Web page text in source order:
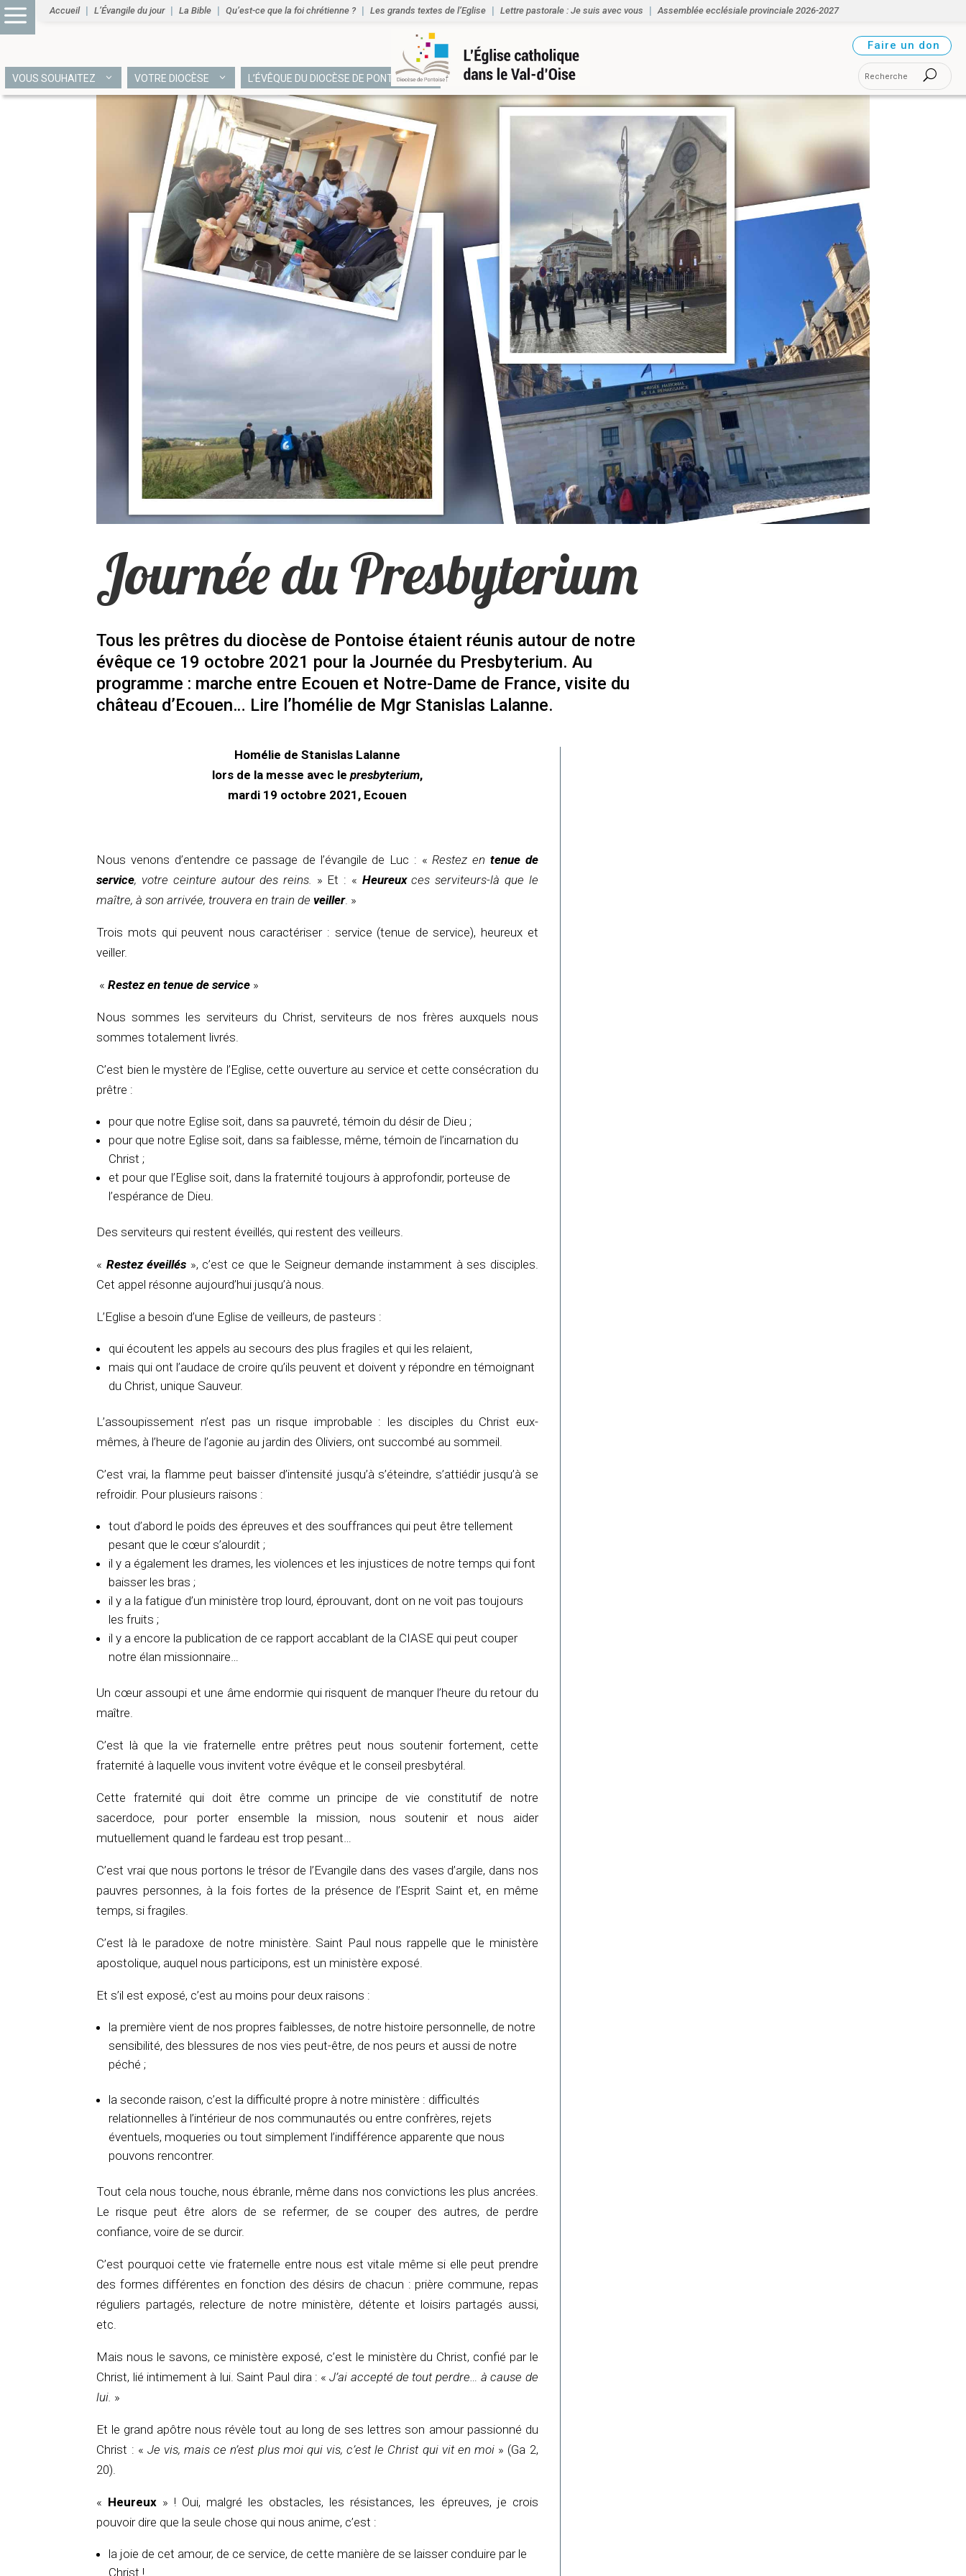
Accueil L’Évangile du jour La Bible Qu’est-ce que la foi chrétienne ? Les grands textes de l’Eglise Lettre pastorale : Je suis avec vous Assemblée ecclésiale provinciale 2026-2027
Faire un don
VOUS SOUHAITEZ VOTRE DIOCÈSE L’ÉVÊQUE DU DIOCÈSE DE PONTOISE
Journée du Presbyterium
Tous les prêtres du diocèse de Pontoise étaient réunis autour de notre
évêque ce 19 octobre 2021 pour la Journée du Presbyterium. Au
programme : marche entre Ecouen et Notre-Dame de France, visite du
château d’Ecouen… Lire l’homélie de Mgr Stanislas Lalanne.
Homélie de Stanislas Lalanne
lors de la messe avec le presbyterium,
mardi 19 octobre 2021, Ecouen
Nous venons d’entendre ce passage de l’évangile de Luc : «Restez en tenue de
service, votre ceinture autour des reins. » Et : « Heureuxces serviteurs-là que le
maître, à son arrivée, trouvera en train deveiller. »
Trois mots qui peuvent nous caractériser : service (tenue de service), heureux et
veiller.
«Restez en tenue de service »
Nous sommes les serviteurs du Christ, serviteurs de nos frères auxquels nous
sommes totalement livrés.
C’est bien le mystère de l’Eglise, cette ouverture au service et cette consécration du
prêtre :
pour que notre Eglise soit, dans sa pauvreté, témoin du désir de Dieu ;
pour que notre Eglise soit, dans sa faiblesse, même, témoin de l’incarnation du
Christ ;
et pour que l’Eglise soit, dans la fraternité toujours à approfondir, porteuse de
l’espérance de Dieu.
Des serviteurs qui restent éveillés, qui restent des veilleurs.
« Restez éveillés », c’est ce que le Seigneur demande instamment à ses disciples.
Cet appel résonne aujourd’hui jusqu’à nous.
L’Eglise a besoin d’une Eglise de veilleurs, de pasteurs :
qui écoutent les appels au secours des plus fragiles et qui les relaient,
mais qui ont l’audace de croire qu’ils peuvent et doivent y répondre en témoignant
du Christ, unique Sauveur.
L’assoupissement n’est pas un risque improbable : les disciples du Christ eux-
mêmes, à l’heure de l’agonie au jardin des Oliviers, ont succombé au sommeil.
C’est vrai, la flamme peut baisser d’intensité jusqu’à s’éteindre, s’attiédir jusqu’à se
refroidir. Pour plusieurs raisons :
tout d’abord le poids des épreuves et des souffrances qui peut être tellement
pesant que le cœur s’alourdit ;
il y a également les drames, les violences et les injustices de notre temps qui font
baisser les bras ;
il y a la fatigue d’un ministère trop lourd, éprouvant, dont on ne voit pas toujours
les fruits ;
il y a encore la publication de ce rapport accablant de la CIASE qui peut couper
notre élan missionnaire…
Un cœur assoupi et une âme endormie qui risquent de manquer l’heure du retour du
maître.
C’est là que la vie fraternelle entre prêtres peut nous soutenir fortement, cette
fraternité à laquelle vous invitent votre évêque et le conseil presbytéral.
Cette fraternité qui doit être comme un principe de vie constitutif de notre
sacerdoce, pour porter ensemble la mission, nous soutenir et nous aider
mutuellement quand le fardeau est trop pesant…
C’est vrai que nous portons le trésor de l’Evangile dans des vases d’argile, dans nos
pauvres personnes, à la fois fortes de la présence de l’Esprit Saint et, en même
temps, si fragiles.
C’est là le paradoxe de notre ministère. Saint Paul nous rappelle que le ministère
apostolique, auquel nous participons, est un ministère exposé.
Et s’il est exposé, c’est au moins pour deux raisons :
la première vient de nos propres faiblesses, de notre histoire personnelle, de notre
sensibilité, des blessures de nos vies peut-être, de nos peurs et aussi de notre
péché ;
la seconde raison, c’est la difficulté propre à notre ministère : difficultés
relationnelles à l’intérieur de nos communautés ou entre confrères, rejets
éventuels, moqueries ou tout simplement l’indifférence apparente que nous
pouvons rencontrer.
Tout cela nous touche, nous ébranle, même dans nos convictions les plus ancrées.
Le risque peut être alors de se refermer, de se couper des autres, de perdre
confiance, voire de se durcir.
C’est pourquoi cette vie fraternelle entre nous est vitale même si elle peut prendre
des formes différentes en fonction des désirs de chacun : prière commune, repas
réguliers partagés, relecture de notre ministère, détente et loisirs partagés aussi,
etc.
Mais nous le savons, ce ministère exposé, c’est le ministère du Christ, confié par le
Christ, lié intimement à lui. Saint Paul dira : «J’ai accepté de tout perdre… à cause de
lui. »
Et le grand apôtre nous révèle tout au long de ses lettres son amour passionné du
Christ : « Je vis, mais ce n’est plus moi qui vis, c’est le Christ qui vit en moi » (Ga 2,
20).
« Heureux » ! Oui, malgré les obstacles, les résistances, les épreuves, je crois
pouvoir dire que la seule chose qui nous anime, c’est :
la joie de cet amour, de ce service, de cette manière de se laisser conduire par le
Christ !